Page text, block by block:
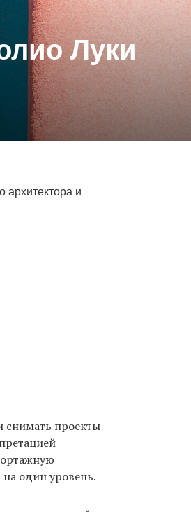
Луки
архитектора и
снимать проекты
один уровень.